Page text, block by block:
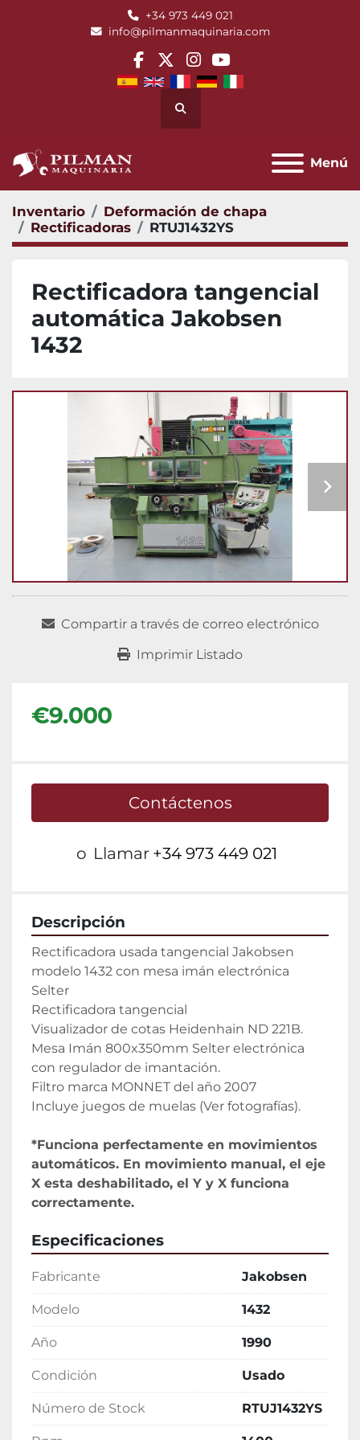
+34 973 449 021
info@pilmanmaquinaria.com
facebook
twitterinstagram
youtube
Buscar
Menú
Inventario
Deformación de chapa
Rectificadoras
RTUJ1432YS
Rectificadora tangencial
automática Jakobsen
1432
Compartir a través de correo electrónico
Imprimir Listado
€9.000
Contáctenos
o Llamar +34 973 449 021
Descripción
Rectificadora usada tangencial Jakobsen
modelo 1432 con mesa imán electrónica
Selter
Rectificadora tangencial
Visualizador de cotas Heidenhain ND 221B.
Mesa Imán 800x350mm Selter electrónica
con regulador de imantación.
Filtro marca MONNET del año 2007
Incluye juegos de muelas (Ver fotografías).
*Funciona perfectamente en movimientos
automáticos. En movimiento manual, el eje
X esta deshabilitado, el Y y X funciona
correctamente.
Especificaciones
Fabricante Jakobsen
Modelo 1432
Año 1990
Condición Usado
Número de Stock RTUJ1432YS